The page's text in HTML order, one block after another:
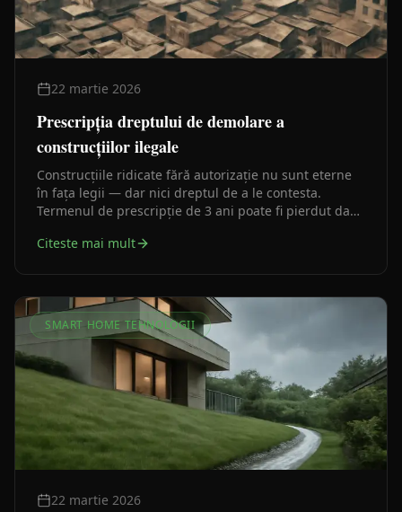
22 martie 2026
Prescripția dreptului de demolare a
construcțiilor ilegale
Construcțiile ridicate fără autorizație nu sunt eterne
în fața legii — dar nici dreptul de a le contesta.
Termenul de prescripție de 3 ani poate fi pierdut dacă
Citeste mai mult
SMART HOME TEHNOLOGII
22 martie 2026